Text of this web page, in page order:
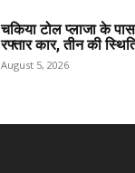
चकिया टोल प्लाजा के
रफ्तार कार, तीन की
August 5, 2026